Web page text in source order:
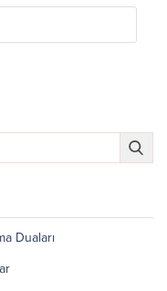
Duaları